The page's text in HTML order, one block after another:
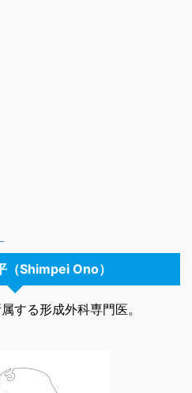
（Shimpei Ono）
する形成外科専門医。